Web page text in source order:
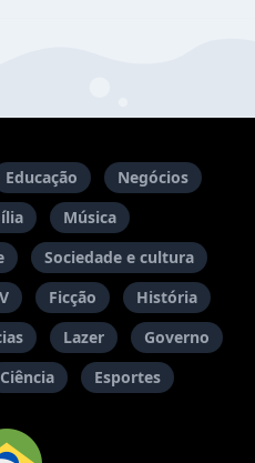
Educação
Negócios
Música
Sociedade e cultura
Ficção
História
Lazer
Governo
Ciência Esportes